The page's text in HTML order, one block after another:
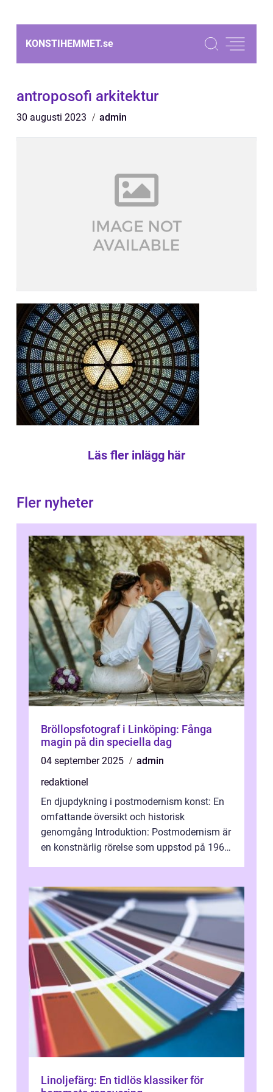
KONSTIHEMMET.se
antroposofi arkitektur
30 augusti 2023 admin
Läs fler inlägg här
Fler nyheter
Bröllopsfotograf i Linköping: Fånga
magin på din speciella dag
04 september 2025
admin
redaktionel
En djupdykning i postmodernism konst: En
omfattande översikt och historisk
genomgång Introduktion: Postmodernism är
en konstnärlig rörelse som uppstod på 1960-
Linoljefärg: En tidlös klassiker för